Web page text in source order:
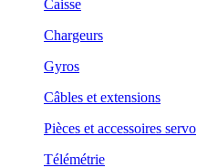
Caisse
Chargeurs
Gyros
Câbles et extensions
Pièces et accessoires servo
Télémétrie